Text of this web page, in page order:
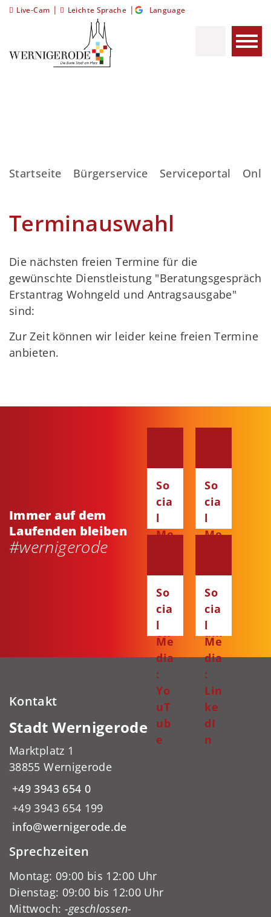
Live-Cam | Leichte Sprache | Language
Startseite Bürgerservice Serviceportal
Terminauswahl
Die nächsten freien Termine für die
gewünschte Dienstleistung "Beratungsgespräch
Erstantrag Wohngeld und Antragsausgabe"
sind:
Zur Zeit können wir leider keine freien Termine
anbieten.
Immer auf dem
Laufenden bleiben
#wernigerode
So
cia
l
Me
ce
bo
ok
So
cia
l
Me
ta
gr
am
So
cia
l
Me
dia
:
Yo
uT
ub
e
So
cia
l
Me
dia
:
Lin
ke
dI
n
Kontakt
Stadt Wernigerode
Marktplatz 1
38855 Wernigerode
+49 3943 654 0
+49 3943 654 199
info@wernigerode.de
Sprechzeiten
Montag: 09:00 bis 12:00 Uhr
Dienstag: 09:00 bis 12:00 Uhr
Mittwoch: -geschlossen-